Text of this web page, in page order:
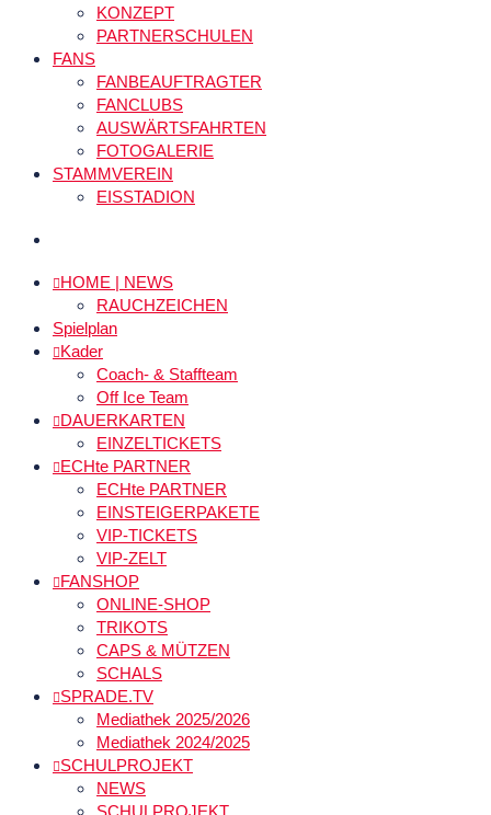
KONZEPT
PARTNERSCHULEN
FANS
FANBEAUFTRAGTER
FANCLUBS
AUSWÄRTSFAHRTEN
FOTOGALERIE
STAMMVEREIN
EISSTADION
HOME | NEWS
RAUCHZEICHEN
Spielplan
Kader
Coach- & Staffteam
Off Ice Team
DAUERKARTEN
EINZELTICKETS
ECHte PARTNER
ECHte PARTNER
EINSTEIGERPAKETE
VIP-TICKETS
VIP-ZELT
FANSHOP
ONLINE-SHOP
TRIKOTS
CAPS & MÜTZEN
SCHALS
SPRADE.TV
Mediathek 2025/2026
Mediathek 2024/2025
SCHULPROJEKT
NEWS
SCHULPROJEKT